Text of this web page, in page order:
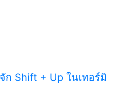
ก Shift + Up ในเทอร์มิ